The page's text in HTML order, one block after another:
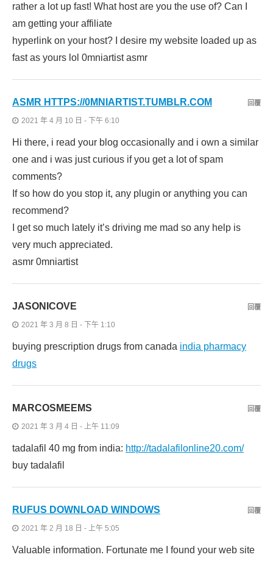
rather a lot up fast! What host are you the use of? Can I
am getting your affiliate
hyperlink on your host? I desire my website loaded up as
fast as yours lol 0mniartist asmr
ASMR HTTPS://0MNIARTIST.TUMBLR.COM
2021 年 4 月 10 日 - 下午 6:10
Hi there, i read your blog occasionally and i own a similar
one and i was just curious if you get a lot of spam
comments?
If so how do you stop it, any plugin or anything you can
recommend?
I get so much lately it’s driving me mad so any help is
very much appreciated.
asmr 0mniartist
回覆
JASONICOVE
2021 年 3 月 8 日 - 下午 1:10
buying prescription drugs from canada india pharmacy
drugs
回覆
MARCOSMEEMS
2021 年 3 月 4 日 - 上午 11:09
tadalafil 40 mg from india: http://tadalafilonline20.com/
buy tadalafil
回覆
RUFUS DOWNLOAD WINDOWS
2021 年 2 月 18 日 - 上午 5:05
Valuable information. Fortunate me I found your web site
回覆